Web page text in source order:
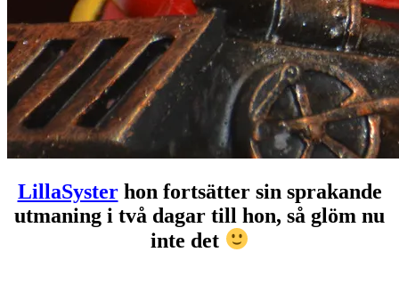
LillaSyster hon fortsätter sin sprakande
utmaning i två dagar till hon, så glöm nu
inte det